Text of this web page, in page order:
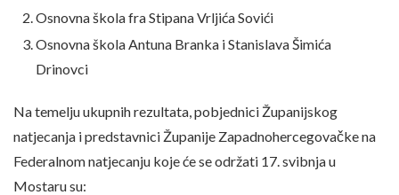
Osnovna škola fra Stipana Vrljića Sovići
Osnovna škola Antuna Branka i Stanislava Šimića
Drinovci
Na temelju ukupnih rezultata, pobjednici Županijskog
natjecanja i predstavnici Županije Zapadnohercegovačke na
Federalnom natjecanju koje će se održati 17. svibnja u
Mostaru su: